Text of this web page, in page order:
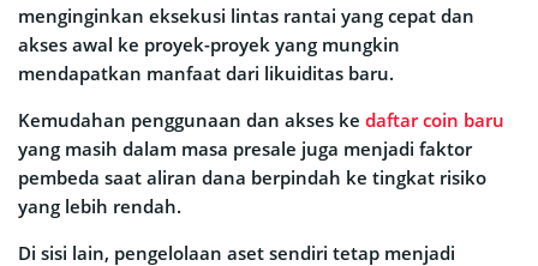
menginginkan eksekusi lintas rantai yang cepat dan
akses awal ke proyek-proyek yang mungkin
mendapatkan manfaat dari likuiditas baru.
Kemudahan penggunaan dan akses ke daftar coin baru
yang masih dalam masa presale juga menjadi faktor
pembeda saat aliran dana berpindah ke tingkat risiko
yang lebih rendah.
Di sisi lain, pengelolaan aset sendiri tetap menjadi